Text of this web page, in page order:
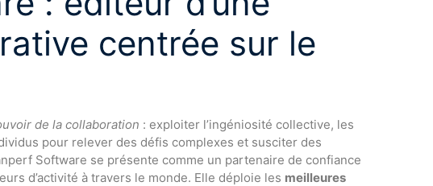
centrée sur le
de la collaboration : exploiter l’ingéniosité collective, les
pour relever des défis complexes et susciter des
Software se présente comme un partenaire de confiance
d’activité à travers le monde. Elle déploie les meilleures